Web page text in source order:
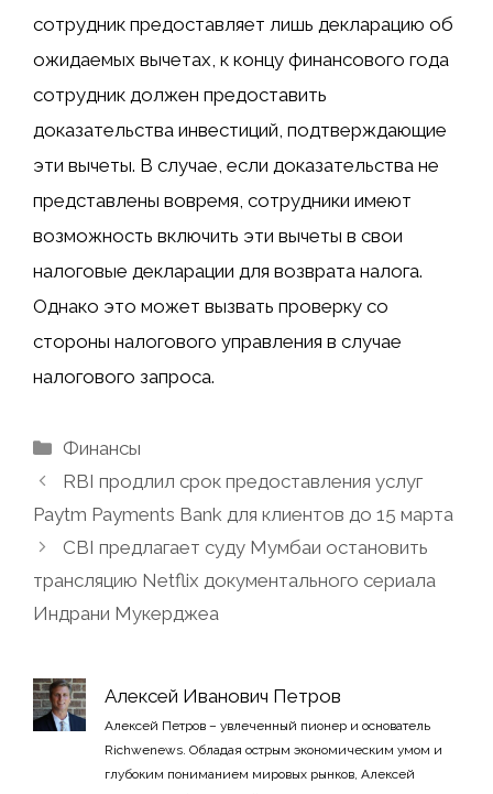
сотрудник предоставляет лишь декларацию об
ожидаемых вычетах, к концу финансового года
сотрудник должен предоставить
доказательства инвестиций, подтверждающие
эти вычеты. В случае, если доказательства не
представлены вовремя, сотрудники имеют
возможность включить эти вычеты в свои
налоговые декларации для возврата налога.
Однако это может вызвать проверку со
стороны налогового управления в случае
налогового запроса.
Рубрики
Финансы
RBI продлил срок предоставления услуг
Paytm Payments Bank для клиентов до 15 марта
CBI предлагает суду Мумбаи остановить
трансляцию Netflix документального сериала
Индрани Мукерджеа
Алексей Иванович Петров
Алексей Петров – увлеченный пионер и основатель
Richwenews. Обладая острым экономическим умом и
глубоким пониманием мировых рынков, Алексей